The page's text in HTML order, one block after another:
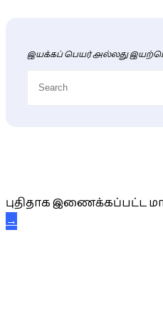
இயக்கப் பெயர் அல்லது
புதிதாக இணைக்கப்பட்ட
→